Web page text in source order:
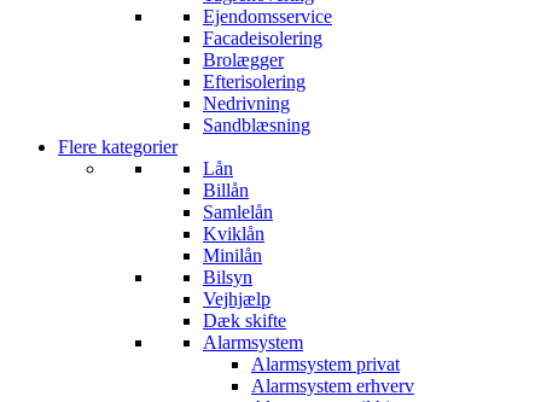
Ejendomsservice
Facadeisolering
Brolægger
Efterisolering
Nedrivning
Sandblæsning
Flere kategorier
Lån
Billån
Samlelån
Kviklån
Minilån
Bilsyn
Vejhjælp
Dæk skifte
Alarmsystem
Alarmsystem privat
Alarmsystem erhverv